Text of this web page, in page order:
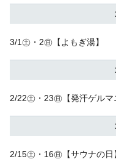
3/1㊏・2㊐【よもぎ湯】
2/22㊏・23㊐【発汗ゲルマ
2/15㊏・16㊐【サウナの日